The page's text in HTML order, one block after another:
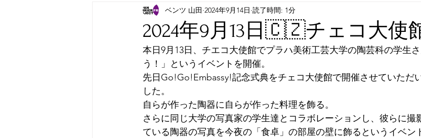
2024年9月13日🇨🇿チェコ大使
ベンツ 山田 2024年9月14日 読了時間: 1分
本日9月13日、チエコ大使館でプラハ美術工芸大学の陶芸科の学生
う！」というイベントを開催。
先日Go!Go!Embassy!記念式典をチェコ大使館で開催させていただ
した。
自らが作った陶器に自らが作った料理を飾る。
さらに同じ大学の写真家の学生達とコラボレーションし、彼らに撮
ている陶器の写真を今夜の「食卓」の部屋の壁に飾るというイベ